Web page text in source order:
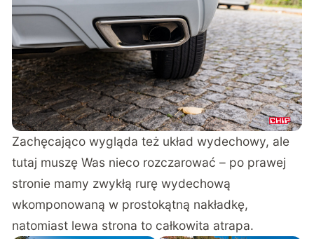
Zachęcająco wygląda też układ wydechowy, ale
tutaj muszę Was nieco rozczarować – po prawej
stronie mamy zwykłą rurę wydechową
wkomponowaną w prostokątną nakładkę,
natomiast lewa strona to całkowita atrapa.